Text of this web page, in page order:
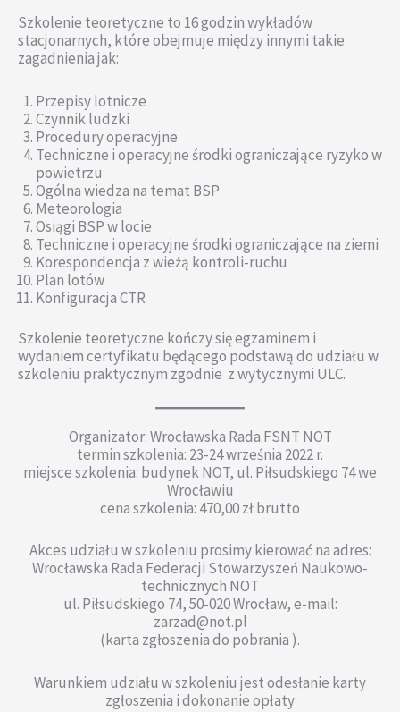
Szkolenie teoretyczne to 16 godzin wykładów
stacjonarnych, które obejmuje między innymi takie
zagadnienia jak:
Przepisy lotnicze
Czynnik ludzki
Procedury operacyjne
Techniczne i operacyjne środki ograniczające ryzyko w
powietrzu
Ogólna wiedza na temat BSP
Meteorologia
Osiągi BSP w locie
Techniczne i operacyjne środki ograniczające na ziemi
Korespondencja z wieżą kontroli-ruchu
Plan lotów
Konfiguracja CTR
Szkolenie teoretyczne kończy się egzaminem i
wydaniem certyfikatu będącego podstawą do udziału w
szkoleniu praktycznym zgodnie z wytycznymi ULC.
Organizator: Wrocławska Rada FSNT NOT
termin szkolenia: 23-24 września 2022 r.
miejsce szkolenia: budynek NOT, ul. Piłsudskiego 74 we
Wrocławiu
cena szkolenia: 470,00 zł brutto
Akces udziału w szkoleniu prosimy kierować na adres:
Wrocławska Rada Federacji Stowarzyszeń Naukowo-
technicznych NOT
ul. Piłsudskiego 74, 50-020 Wrocław, e-mail:
zarzad@not.pl
(karta zgłoszenia do pobrania ).
Warunkiem udziału w szkoleniu jest odesłanie karty
zgłoszenia i dokonanie opłaty